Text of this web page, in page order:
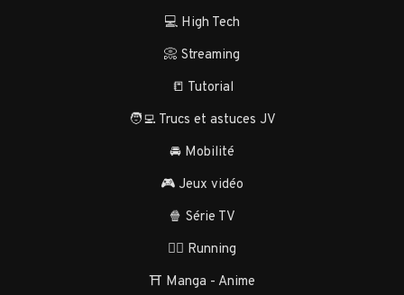
💻 High Tech
📀 Streaming
📒 Tutorial
🧑‍💻 Trucs et astuces JV
🚘 Mobilité
🎮 Jeux vidéo
🍿 Série TV
🏃‍♂️ Running
⛩️ Manga - Anime